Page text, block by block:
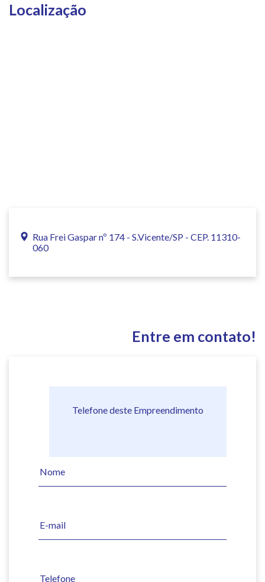
Localização
Rua Frei Gaspar nº 174 - S.Vicente/SP - CEP. 11310-
060
Entre em contato!
Telefone deste Empreendimento